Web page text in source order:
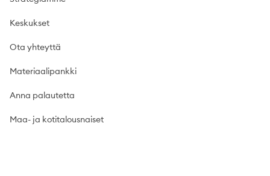
Keskukset
Ota yhteyttä
Materiaalipankki
Anna palautetta
Maa- ja kotitalousnaiset